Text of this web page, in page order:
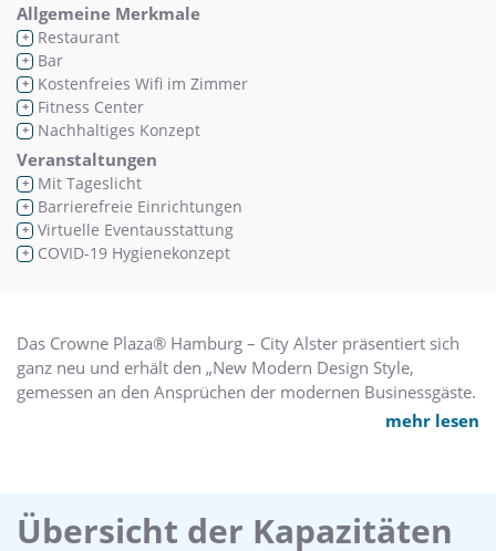
Allgemeine Merkmale
+ Restaurant
+ Bar
+ Kostenfreies Wifi im Zimmer
+ Fitness Center
+ Nachhaltiges Konzept
Veranstaltungen
+ Mit Tageslicht
+ Barrierefreie Einrichtungen
+ Virtuelle Eventausstattung
+ COVID-19 Hygienekonzept
Das Crowne Plaza® Hamburg – City Alster präsentiert sich
ganz neu und erhält den „New Modern Design Style,
gemessen an den Ansprüchen der modernen Businessgäste.
Neben den 291 renovierten Zimmern – den weltweit
entdecken mit „The Plaza Workspace" den perfekten Ort, um
sich mit Freunden oder Kollegen zu treffen, entspannt zu
mehr lesen
Übersicht der Kapazitäten